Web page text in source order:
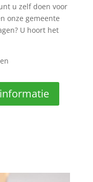
u zelf doen voor
onze gemeente
U hoort het